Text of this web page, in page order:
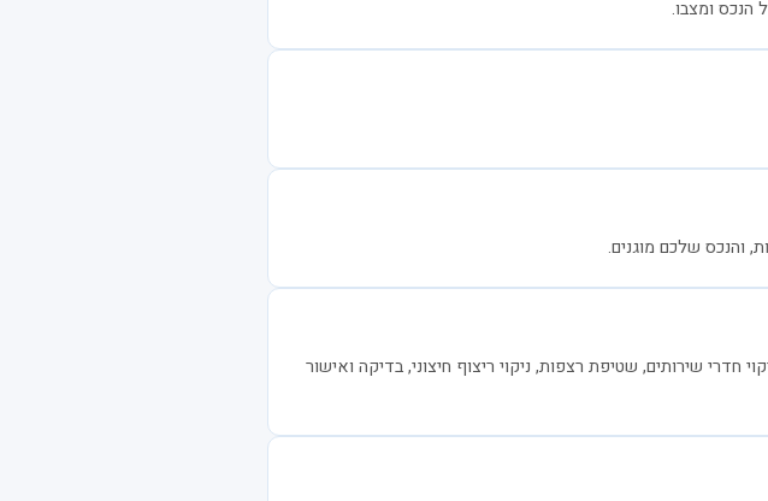
והנכס שלכם מוגנים.
חדרי שירותים, שטיפת רצפות, ניקוי ריצוף חיצוני, בדיקה ואישור